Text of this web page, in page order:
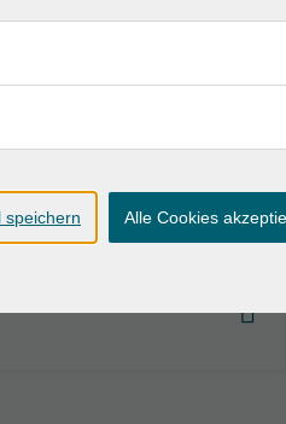
07.09.2026 18:00
10.09.2026 18:00
speichern Alle Cookies